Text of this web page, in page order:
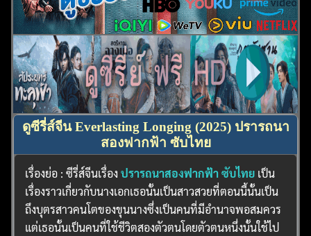
ค้นหา
สำหรับ:
ดูซีรี่ส์จีน Everlasting Longing (2025) ปรารถนา
สองฟากฟ้า ซับไทย
เรื่องย่อ : ซีรี่ส์จีนเรื่องปรารถนาสองฟากฟ้า ซับไทย เป็น
เรื่องราวเกี่ยวกับนางเอกเธอนั้นเป็นสาวสวยที่ตอนนี้นั้นเป็น
ถึงบุตรสาวคนโตของขุนนางซึ่งเป็นคนที่มีอำนาจพอสมควร
แต่เธอนั้นเป็นคนที่ใช้ชีวิตสองตัวตนโดยตัวตนหนึ่งนั้นใช้ไป